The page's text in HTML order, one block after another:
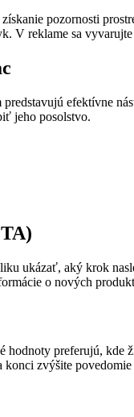
pozornosti
V reklame sa
efektívne
jeho posolstvo.
ukázať, aký krok
o nových
hodnoty preferujú,
zvýšite